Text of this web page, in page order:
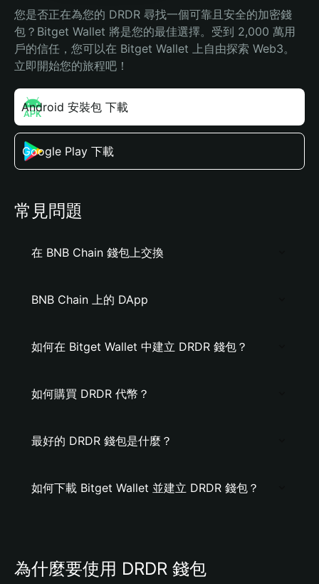
您是否正在為您的 DRDR 尋找一個可靠且安全的加密錢
包？Bitget Wallet 將是您的最佳選擇。受到 2,000 萬用
戶的信任，您可以在 Bitget Wallet 上自由探索 Web3。
立即開始您的旅程吧！
Android 安裝包 下載
Google Play 下載
常見問題
在 BNB Chain 錢包上交換
BNB Chain 上的 DApp
如何在 Bitget Wallet 中建立 DRDR 錢包？
如何購買 DRDR 代幣？
最好的 DRDR 錢包是什麼？
如何下載 Bitget Wallet 並建立 DRDR 錢包？
為什麼要使用 DRDR 錢包